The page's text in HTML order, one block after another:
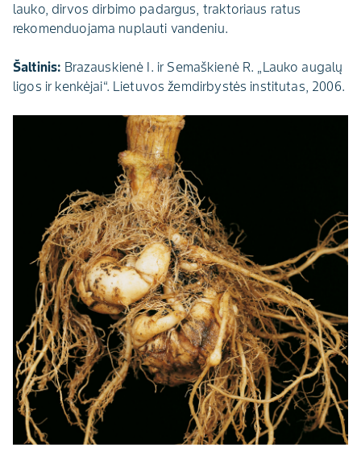
lauko, dirvos dirbimo padargus, traktoriaus ratus
rekomenduojama nuplauti vandeniu.
Šaltinis: Brazauskienė I. ir Semaškienė R. „Lauko augalų
ligos ir kenkėjai“. Lietuvos žemdirbystės institutas, 2006.